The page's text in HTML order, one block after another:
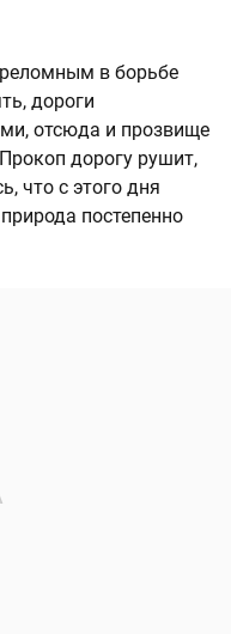
в борьбе
дороги
отсюда и прозвище
дорогу рушит,
что с этого дня
постепенно